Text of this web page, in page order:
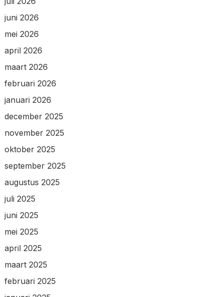
juni 2026
mei 2026
april 2026
maart 2026
februari 2026
januari 2026
december 2025
november 2025
oktober 2025
september 2025
augustus 2025
juli 2025
juni 2025
mei 2025
april 2025
maart 2025
februari 2025